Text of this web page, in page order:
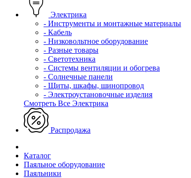
Электрика
- Инструменты и монтажные материалы
- Кабель
- Низковольтное оборудование
- Разные товары
- Светотехника
- Системы вентиляции и обогрева
- Солнечные панели
- Щиты, шкафы, шинопровод
- Электроустановочные изделия
Смотреть Все Электрика
Распродажа
Каталог
Паяльное оборудование
Паяльники